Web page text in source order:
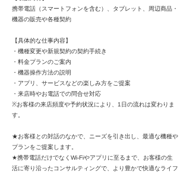
携帯電話（スマートフォンを含む）、タブレット、周辺商品・
機器の販売や各種契約
【具体的な仕事内容】
・機種変更や新規契約の契約手続き
・料金プランのご案内
・機器操作方法の説明
・アプリ、サービスなどの楽しみ方をご提案
・来店時やお電話での問合せ対応
※お客様の来店頻度や予約状況により、1日の流れは変わりま
す。
★お客様との対話のなかで、ニーズを引き出し、最適な機種や
プランをご提案します。
★携帯電話だけでなくWi-Fiやアプリに至るまで、お客様の生
活に寄り沿ったコンサルティングで、より豊かで快適なライフ